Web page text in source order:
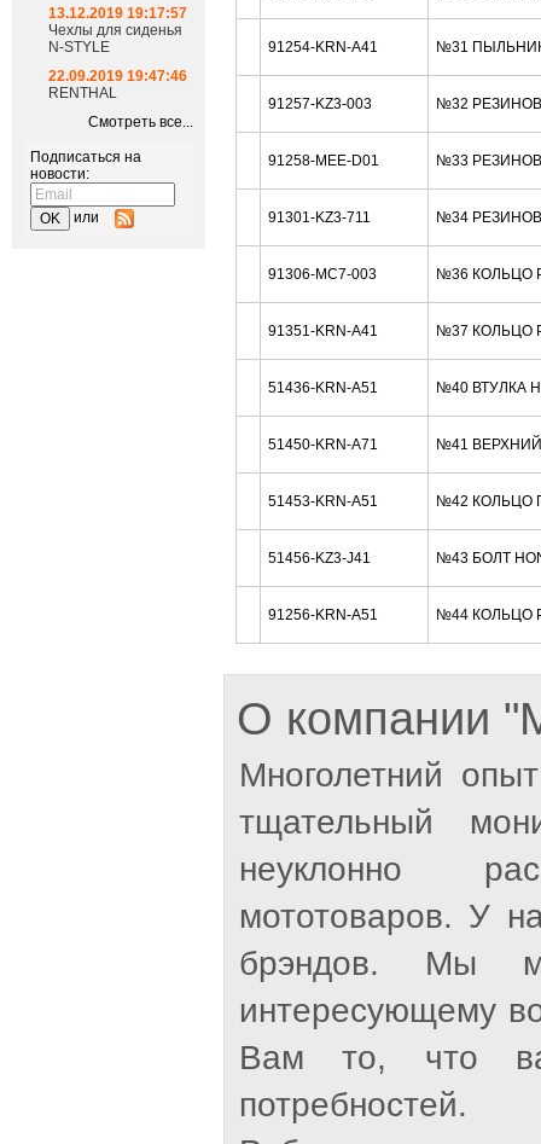
13.12.2019 19:17:57
Чехлы для сиденья
N-STYLE
22.09.2019 19:47:46
RENTHAL
Смотреть все...
Подписаться на
новости:
или
91254-KRN-A41 №31 ПЫЛЬНИК
91257-KZ3-003 №32
91258-MEE-D01 №33
91301-KZ3-711 №34
91306-MC7-003 №36 КОЛЬЦО
91351-KRN-A41 №37 КОЛЬЦО
51436-KRN-A51 №40 ВТУЛКА
51450-KRN-A71 №41 ВЕРХНИЙ
51453-KRN-A51 №42 КОЛЬЦО
51456-KZ3-J41 №43 БОЛТ
91256-KRN-A51 №44 КОЛЬЦО
О компании
Многолетний
тщательный
неуклонно
мототоваров. У
брэндов. Мы
интересующему
Вам то, что
потребностей.